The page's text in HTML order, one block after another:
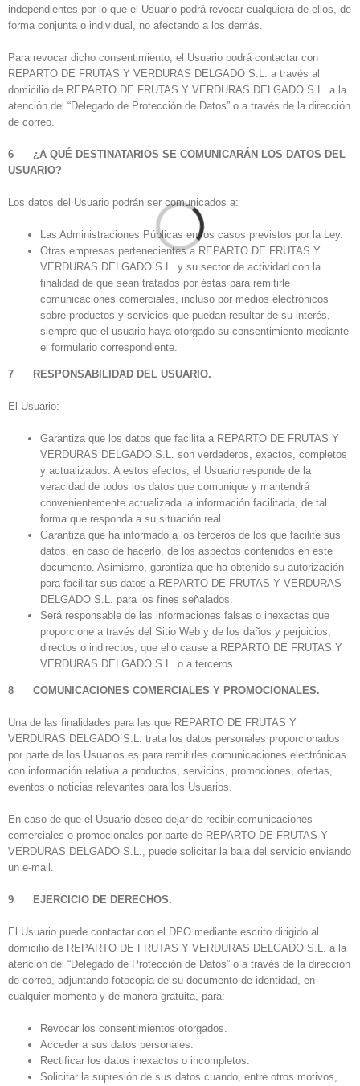
independientes por lo que el Usuario podrá revocar cualquiera de ellos, de
forma conjunta o individual, no afectando a los demás.
Para revocar dicho consentimiento, el Usuario podrá contactar con
REPARTO DE FRUTAS Y VERDURAS DELGADO S.L. a través al
domicilio de REPARTO DE FRUTAS Y VERDURAS DELGADO S.L. a la
atención del “Delegado de Protección de Datos” o a través de la dirección
de correo.
6 ¿A QUÉ DESTINATARIOS SE COMUNICARÁN LOS DATOS DEL
USUARIO?
Los datos del Usuario podrán ser comunicados a:
Las Administraciones Públicas en los casos previstos por la Ley.
Otras empresas pertenecientes a REPARTO DE FRUTAS Y
VERDURAS DELGADO S.L. y su sector de actividad con la
finalidad de que sean tratados por éstas para remitirle
comunicaciones comerciales, incluso por medios electrónicos
sobre productos y servicios que puedan resultar de su interés,
siempre que el usuario haya otorgado su consentimiento mediante
el formulario correspondiente.
7 RESPONSABILIDAD DEL USUARIO.
El Usuario:
Garantiza que los datos que facilita a REPARTO DE FRUTAS Y
VERDURAS DELGADO S.L. son verdaderos, exactos, completos
y actualizados. A estos efectos, el Usuario responde de la
veracidad de todos los datos que comunique y mantendrá
convenientemente actualizada la información facilitada, de tal
forma que responda a su situación real.
Garantiza que ha informado a los terceros de los que facilite sus
datos, en caso de hacerlo, de los aspectos contenidos en este
documento. Asimismo, garantiza que ha obtenido su autorización
para facilitar sus datos a REPARTO DE FRUTAS Y VERDURAS
DELGADO S.L. para los fines señalados.
Será responsable de las informaciones falsas o inexactas que
proporcione a través del Sitio Web y de los daños y perjuicios,
directos o indirectos, que ello cause a REPARTO DE FRUTAS Y
VERDURAS DELGADO S.L. o a terceros.
8 COMUNICACIONES COMERCIALES Y PROMOCIONALES.
Una de las finalidades para las que REPARTO DE FRUTAS Y
VERDURAS DELGADO S.L. trata los datos personales proporcionados
por parte de los Usuarios es para remitirles comunicaciones electrónicas
con información relativa a productos, servicios, promociones, ofertas,
eventos o noticias relevantes para los Usuarios.
En caso de que el Usuario desee dejar de recibir comunicaciones
comerciales o promocionales por parte de REPARTO DE FRUTAS Y
VERDURAS DELGADO S.L., puede solicitar la baja del servicio enviando
un e-mail.
9 EJERCICIO DE DERECHOS.
El Usuario puede contactar con el DPO mediante escrito dirigido al
domicilio de REPARTO DE FRUTAS Y VERDURAS DELGADO S.L. a la
atención del “Delegado de Protección de Datos” o a través de la dirección
de correo, adjuntando fotocopia de su documento de identidad, en
cualquier momento y de manera gratuita, para:
Revocar los consentimientos otorgados.
Acceder a sus datos personales.
Rectificar los datos inexactos o incompletos.
Solicitar la supresión de sus datos cuando, entre otros motivos,